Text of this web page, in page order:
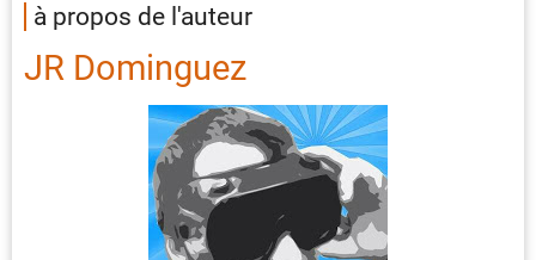
à propos de l'auteur
JR Dominguez